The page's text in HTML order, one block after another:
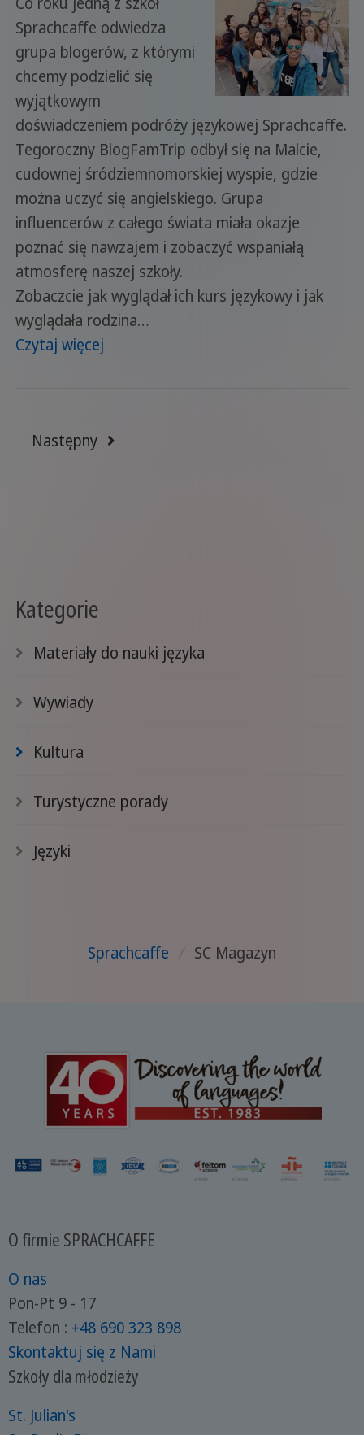
Sprachcaffe odwiedza
grupa blogerów, z którymi
chcemy podzielić się
wyjątkowym
doświadczeniem podróży językowej Sprachcaffe.
Tegoroczny BlogFamTrip odbył się na Malcie,
cudownej śródziemnomorskiej wyspie, gdzie
można uczyć się angielskiego. Grupa
influencerów z całego świata miała okazje
poznać się nawzajem i zobaczyć wspaniałą
atmosferę naszej szkoły.
Zobaczcie jak wyglądał ich kurs językowy i jak
wyglądała rodzina…
Czytaj więcej
Następny
Kategorie
Materiały do nauki języka
Wywiady
Kultura
Turystyczne porady
Języki
Sprachcaffe / SC Magazyn
O firmie SPRACHCAFFE
O nas
Pon-Pt 9 - 17
Telefon : +48 690 323 898
Skontaktuj się z Nami
Szkoły dla młodzieży
St. Julian's